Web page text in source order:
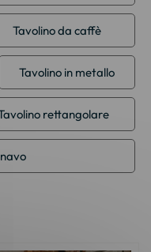
Tavolino da caffè
Tavolino in metallo
rettangolare